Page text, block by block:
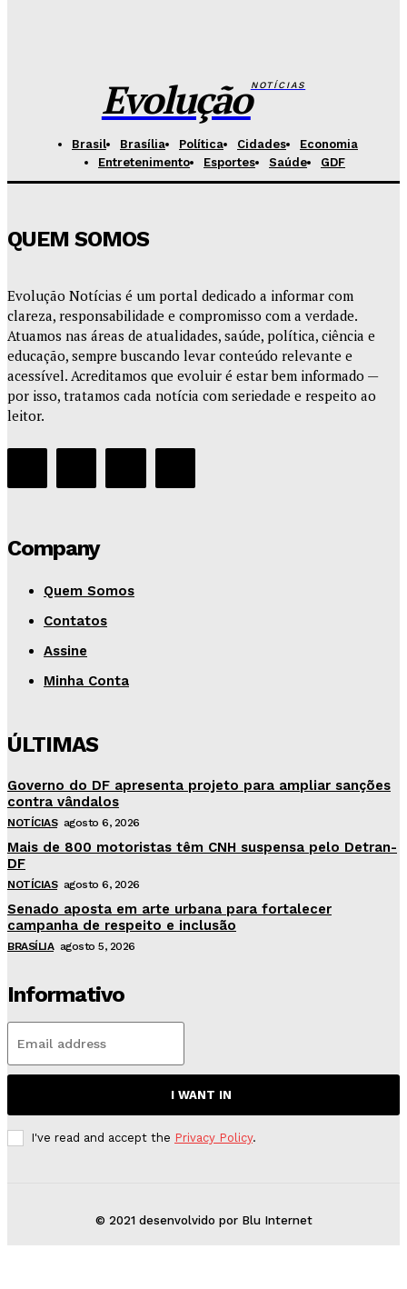
EvoluçãoNOTÍCIAS
Brasil Brasília Política Cidades
Economia
Entretenimento
Esportes Saúde GDF
QUEM SOMOS
Evolução Notícias é um portal dedicado a informar com
clareza, responsabilidade e compromisso com a verdade.
Atuamos nas áreas de atualidades, saúde, política, ciência e
educação, sempre buscando levar conteúdo relevante e
acessível. Acreditamos que evoluir é estar bem informado —
por isso, tratamos cada notícia com seriedade e respeito ao
leitor.
Company
Quem Somos
Contatos
Assine
Minha Conta
ÚLTIMAS
Governo do DF apresenta projeto para ampliar sanções
contra vândalos
NOTÍCIAS agosto 6, 2026
Mais de 800 motoristas têm CNH suspensa pelo Detran-
DF
NOTÍCIAS agosto 6, 2026
Senado aposta em arte urbana para fortalecer
campanha de respeito e inclusão
BRASÍLIA agosto 5, 2026
Informativo
I WANT IN
I've read and accept the Privacy Policy.
© 2021 desenvolvido por Blu Internet